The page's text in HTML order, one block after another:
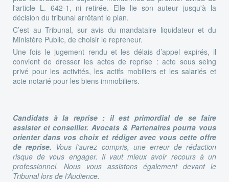
l'article L. 642-1, ni retirée. Elle lie son auteur jusqu'à la
décision du tribunal arrêtant le plan.
C’est au Tribunal, sur avis du mandataire liquidateur et du
Ministère Public, de choisir le repreneur.
Une fois le jugement rendu et les délais d’appel expirés, il
convient de dresser les actes de reprise : acte sous seing
privé pour les activités, les actifs mobiliers et les salariés et
acte notarié pour les biens immobiliers.
Candidats à la reprise : il est primordial de se faire
assister et conseiller. Avocats & Partenaires pourra vous
orienter dans vos choix et rédiger avec vous cette offre
de reprise. Vous l’aurez compris, une erreur de rédaction
risque de vous engager. Il vaut mieux avoir recours à un
professionnel. Nous vous assistons également devant le
Tribunal lors de l’Audience.